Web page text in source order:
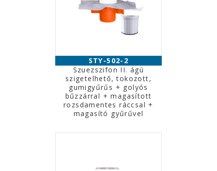
STY-502-2
Szuezszifon II. ágú
szigetelhető, tokozott,
gumigyűrűs + golyós
bűzzárral + magasított
rozsdamentes ráccsal +
magasító gyűrűvel